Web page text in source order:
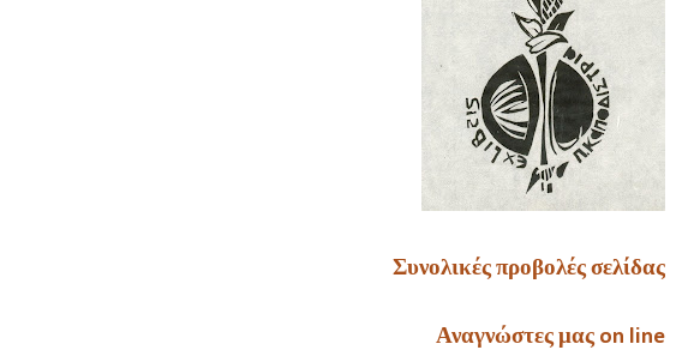
Συνολικές προβολές σελίδας
Αναγνώστες μας on line